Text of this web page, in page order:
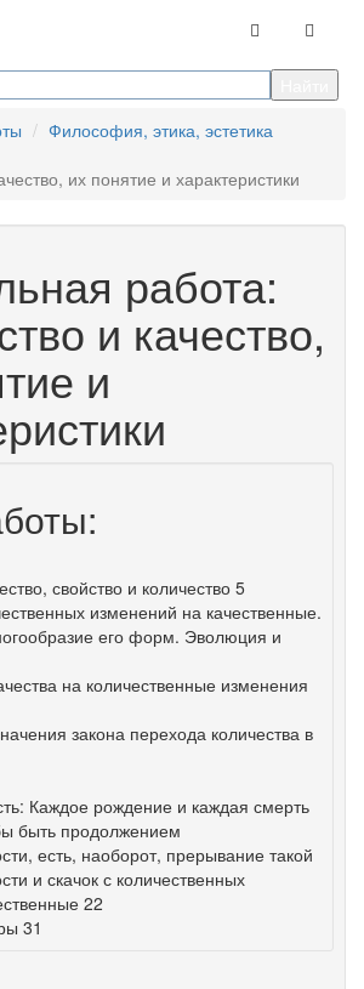
Контакты
Философия, этика, эстетика
их понятие и характеристики
работа:
и качество,
и
свойство и количество 5
изменений на качественные.
его форм. Эволюция и
на количественные изменения
закона перехода количества в
Каждое рождение и каждая смерть
быть продолжением
есть, наоборот, прерывание такой
и скачок с количественных
22
31